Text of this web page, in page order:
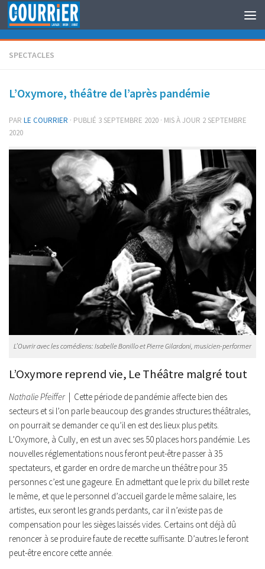
Au dessous du contenu
SPECTACLES
L’Oxymore, théâtre de l’après pandémie
PAR LE COURRIER · PUBLIÉ 3 SEPTEMBRE 2020 · MIS À JOUR 2 SEPTEMBRE
2020
L’Ouvrir avec les comédiens: Isabelle Bonillo et Pierre Gilardoni, musicien-performer
L’Oxymore reprend vie, Le Théâtre malgré tout
Nathalie Pfeiffer| Cette période de pandémie affecte bien des
secteurs et si l’on parle beaucoup des grandes structures théâtrales,
on pourrait se demander ce qu’il en est des lieux plus petits.
L’Oxymore, à Cully, en est un avec ses 50 places hors pandémie. Les
nouvelles réglementations nous feront peut-être passer à 35
spectateurs, et garder en ordre de marche un théâtre pour 35
personnes c’est une gageure. En admettant que le prix du billet reste
le même, et que le personnel d’accueil garde le même salaire, les
artistes, eux seront les grands perdants, car il n’existe pas de
compensation pour les sièges laissés vides. Certains ont déjà dû
renoncer à se produire faute de recette suffisante. D’autres le feront
peut-être encore cette année.